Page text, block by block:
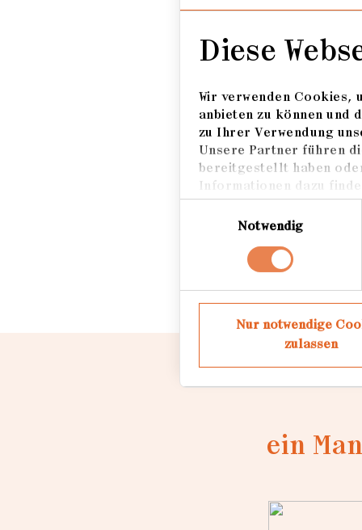
Diese
Wir verwenden
anbieten zu können und
zu Ihrer Verwendung
Unsere Partner führen
bereitgestellt haben
Informationen dazu
Notwendig
Nur notwendige
zulassen
Werdegang
Freier Fotograf /
Auszeichnungen
2020
Wanderausstellung
ein